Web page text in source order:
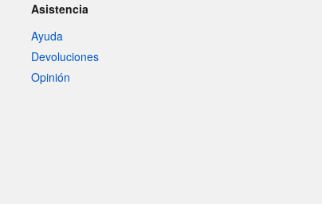
Asistencia
Ayuda
Devoluciones
Opinión